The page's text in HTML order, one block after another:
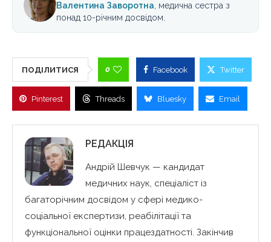
Валентина Заворотна, медична сестра з
понад 10-річним досвідом.
ПОДІЛИТИСЯ 0 Facebook Twitter
Pinterest Threads Bluesky Email
РЕДАКЦІЯ
Андрій Шевчук — кандидат
медичних наук, спеціаліст із
багаторічним досвідом у сфері медико-
соціальної експертизи, реабілітації та
функціональної оцінки працездатності. Закінчив